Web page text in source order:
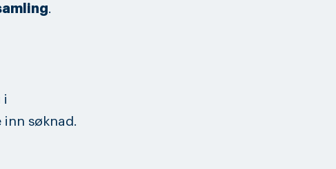
.
i
søknad.